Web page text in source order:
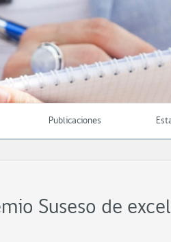
Publicaciones
Suseso de